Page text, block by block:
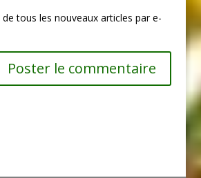
tous les nouveaux articles par e-